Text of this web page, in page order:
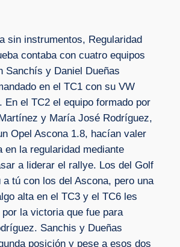
sin instrumentos, Regularidad
contaba con cuatro equipos
Sanchís y Daniel Dueñas
en el TC1 con su VW
En el TC2 el equipo formado por
y María José Rodríguez,
Opel Ascona 1.8, hacían valer
en la regularidad mediante
a liderar el rallye. Los del Golf
a tú con los del Ascona, pero una
alta en el TC3 y el TC6 les
la victoria que fue para
Sanchis y Dueñas
posición y pese a esos dos